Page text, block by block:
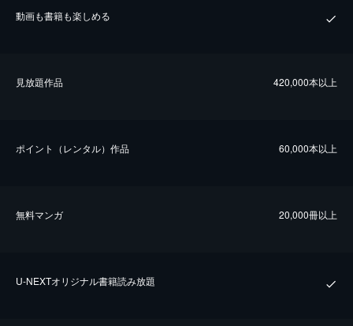
動画も書籍も楽しめる
⾒放題作品 420,000本以上
ポイント（レンタル）作品 60,000本以上
無料マンガ 20,000冊以上
U-NEXTオリジナル書籍読み放題